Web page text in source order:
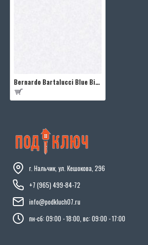
Bernardo Bartalucci Blue Bigi 5067-4
г. Нальчик, ул. Кешокова, 296
+7 (965) 499-84-72
info@podkluch07.ru
пн-сб: 09:00 - 18:00, вс: 09:00 - 17:00